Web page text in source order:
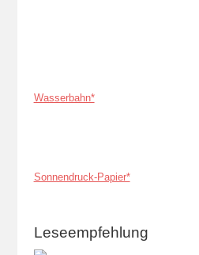
Wasserbahn*
Sonnendruck-Papier*
Leseempfehlung